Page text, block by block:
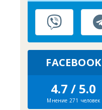
FACEBOOK
4.7 / 5.0
Мнение 271 человек